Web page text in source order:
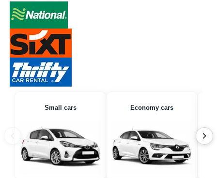
Small cars Economy cars